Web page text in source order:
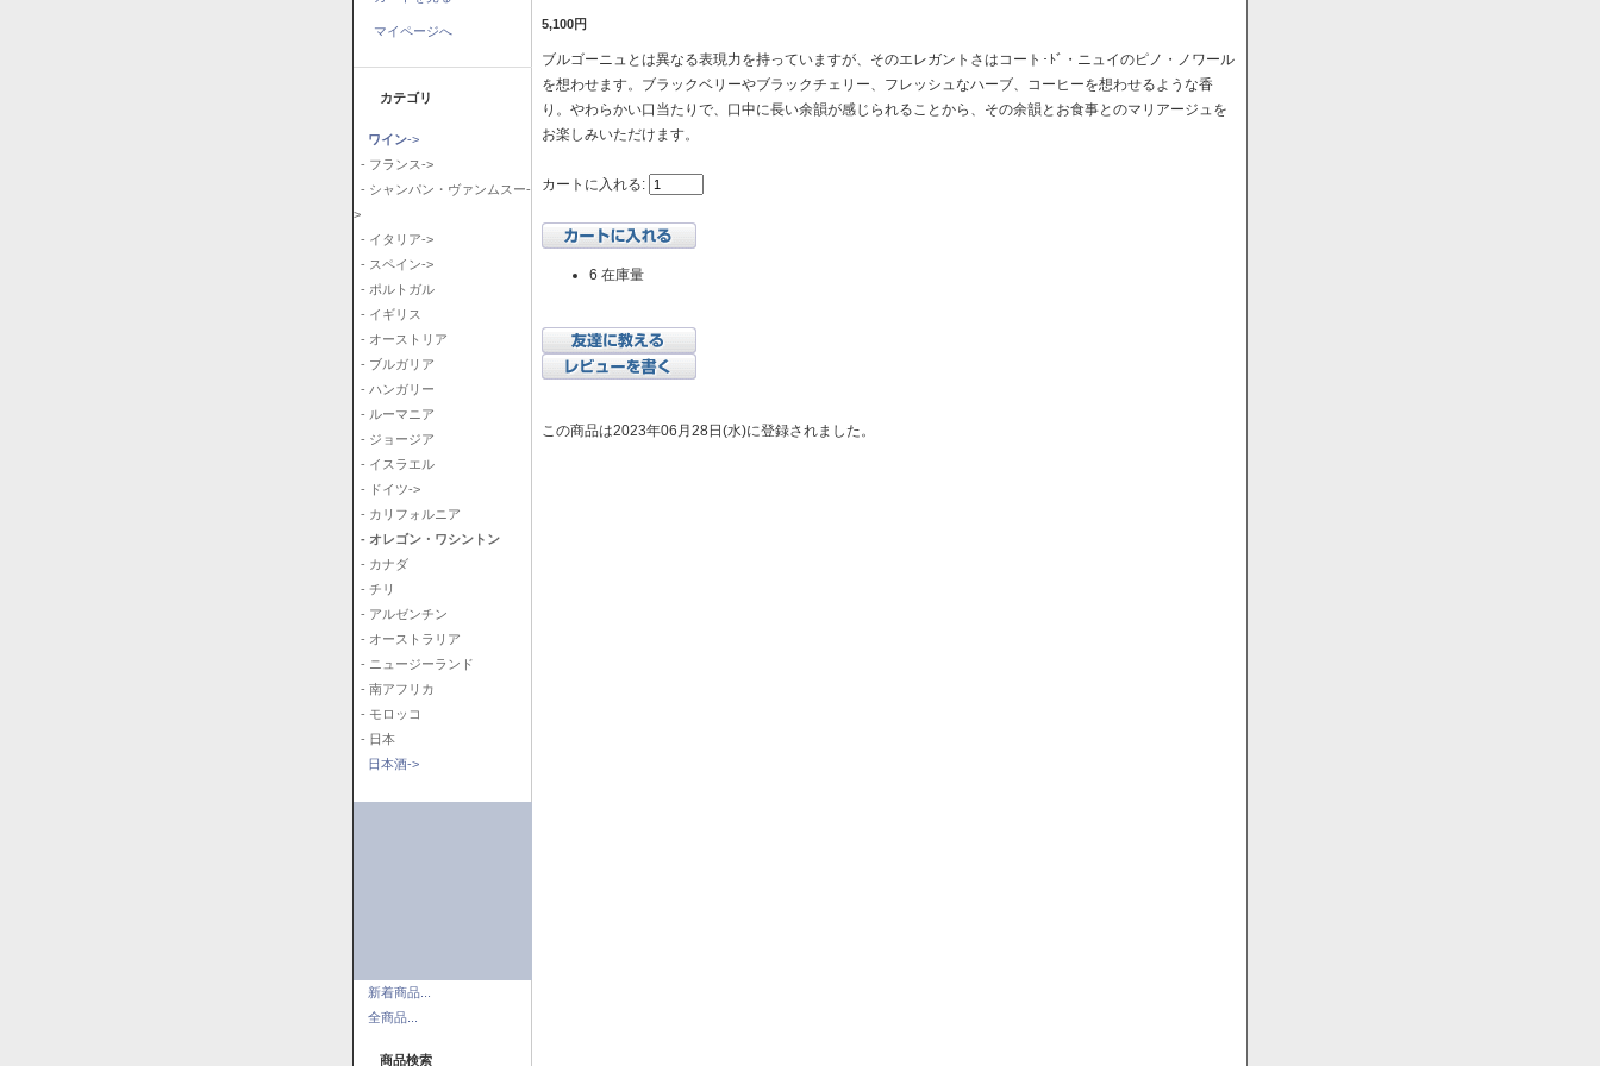
マイページへ
カテゴリ
ワイン->
- フランス->
- シャンパン・ヴァンムスー-
>
- イタリア->
- スペイン->
- ポルトガル
- イギリス
- オーストリア
- ブルガリア
- ハンガリー
- ルーマニア
- ジョージア
- イスラエル
- ドイツ->
- カリフォルニア
- オレゴン・ワシントン
- カナダ
- チリ
- アルゼンチン
- オーストラリア
- ニュージーランド
- 南アフリカ
- モロッコ
- 日本
日本酒->
新着商品...
全商品...
商品検索
5,100円
ブルゴーニュとは異なる表現力を持っていますが、そのエレガントさはコート･ﾄﾞ・ニュイのピノ・ノワール
を想わせます。ブラックベリーやブラックチェリー、フレッシュなハーブ、コーヒーを想わせるような香
り。やわらかい口当たりで、口中に長い余韻が感じられることから、その余韻とお食事とのマリアージュを
お楽しみいただけます。
カートに入れる:
6 在庫量
この商品は2023年06月28日(水)に登録されました。